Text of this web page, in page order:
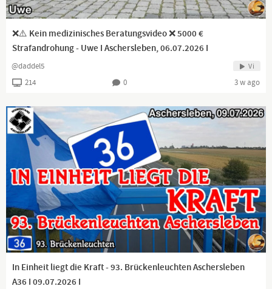
❌⚠️ Kein medizinisches Beratungsvideo ❌ 5000 €
Strafandrohung - Uwe I Aschersleben, 06.07.2026 I
@daddel5 Vi
214 0 3 w ago
In Einheit liegt die Kraft - 93. Brückenleuchten Aschersleben
A36 I 09.07.2026 I